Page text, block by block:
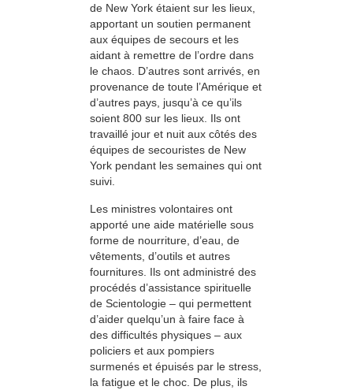
de New York étaient sur les lieux,
apportant un soutien permanent
aux équipes de secours et les
aidant à remettre de l’ordre dans
le chaos. D’autres sont arrivés, en
provenance de toute l’Amérique et
d’autres pays, jusqu’à ce qu’ils
soient 800 sur les lieux. Ils ont
travaillé jour et nuit aux côtés des
équipes de secouristes de New
York pendant les semaines qui ont
suivi.
Les ministres volontaires ont
apporté une aide matérielle sous
forme de nourriture, d’eau, de
vêtements, d’outils et autres
fournitures. Ils ont administré des
procédés d’assistance spirituelle
de Scientologie – qui permettent
d’aider quelqu’un à faire face à
des difficultés physiques – aux
policiers et aux pompiers
surmenés et épuisés par le stress,
la fatigue et le choc. De plus, ils